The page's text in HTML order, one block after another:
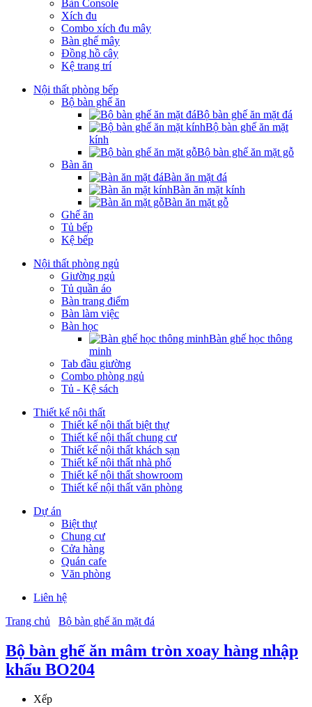
Bàn Console
Xích đu
Combo xích đu mây
Bàn ghế mây
Đồng hồ cây
Kệ trang trí
Nội thất phòng bếp
Bộ bàn ghế ăn
Bộ bàn ghế ăn mặt đá
Bộ bàn ghế ăn mặt
kính
Bộ bàn ghế ăn mặt gỗ
Bàn ăn
Bàn ăn mặt đá
Bàn ăn mặt kính
Bàn ăn mặt gỗ
Ghế ăn
Tủ bếp
Kệ bếp
Nội thất phòng ngủ
Giường ngủ
Tủ quần áo
Bàn trang điểm
Bàn làm việc
Bàn học
Bàn ghế học thông
minh
Tab đầu giường
Combo phòng ngủ
Tủ - Kệ sách
Thiết kế nội thất
Thiết kế nội thất biệt thự
Thiết kế nội thất chung cư
Thiết kế nội thất khách sạn
Thiết kế nội thất nhà phố
Thiết kế nội thất showroom
Thiết kế nội thất văn phòng
Dự án
Biệt thự
Chung cư
Cửa hàng
Quán cafe
Văn phòng
Liên hệ
Trang chủ
Bộ bàn ghế ăn mặt đá
Bộ bàn ghế ăn mâm tròn xoay hàng nhập
khẩu BO204
Xếp